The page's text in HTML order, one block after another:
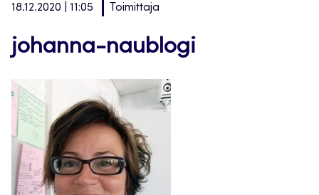
18.12.2020 | 11:05 Toimittaja
johanna-naublogi